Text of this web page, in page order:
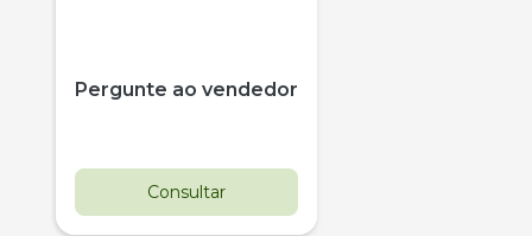
Pergunte ao vendedor
Consultar